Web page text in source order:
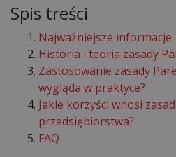
Spis treści
Najważniejsze informacje
Historia i teoria zasady
Zastosowanie zasady
wygląda w praktyce?
Jakie korzyści wnosi
przedsiębiorstwa?
FAQ